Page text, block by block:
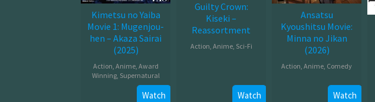
Kimetsu no Yaiba
Movie 1: Mugenjou-
hen – Akaza Sairai
(2025)
Action, Anime, Award
Winning, Supernatural
Watch
Guilty Crown:
Kiseki –
Reassortment
Action, Anime, Sci-Fi
2012 Watch
Ansatsu
Kyoushitsu Movie:
Minna no Jikan
(2026)
Action, Anime, Comedy
Mar
Watch